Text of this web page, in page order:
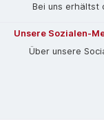
Bei uns erhältst
Unsere Sozialen-
Über unsere